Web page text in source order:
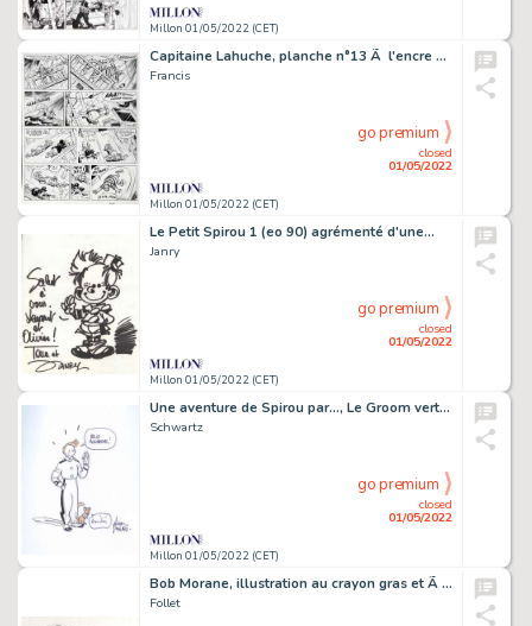
Millon 01/05/2022 (CET)
Capitaine Lahuche, planche n°13 Ã l'encre de…
Francis
Millon 01/05/2022 (CET)
closed
01/05/2022
go premium
Le Petit Spirou 1 (eo 90) agrémenté d'une…
Janry
Millon 01/05/2022 (CET)
closed
01/05/2022
go premium
Une aventure de Spirou par..., Le Groom vert de…
Schwartz
Millon 01/05/2022 (CET)
closed
01/05/2022
go premium
Bob Morane, illustration au crayon gras et Ã la…
Follet